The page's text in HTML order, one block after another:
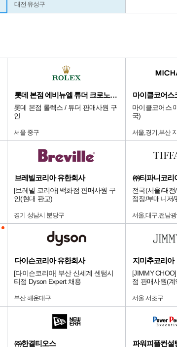
대전 유성구
롯데 본점 에비뉴엘 튜더 크로노다임
롯데 본점 롤렉스 / 튜더 판매사원 구
인
서울 중구
마이클코어스
마이클코어스
국)
서울,경기,부산
브레빌코리아 유한회사
[브레빌 코리아] 백화점 판매사원 구
인(현대 판교)
경기 성남시 분당구
㈜티파니코리
전국(서울/대
점장/부매니저
서울,대구,전남
다이슨코리아 유한회사
[다이슨코리아] 부산 신세계 센텀시
티점 Dyson Expert 채용
부산 해운대구
지미추코리아
[JIMMY
점 판매사원(
서울 서초구
㈜한결티오스 파워피플컨설